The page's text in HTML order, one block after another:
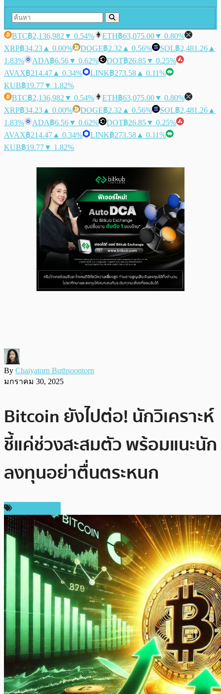
BTC฿2,136,982 ▼ 0.54% ETH฿63,075.00▼ 0.80%
XRP฿34.23 ▲ 0.00% DOGE฿2.32 ▲ 0.56% SOL฿2,481.26 ▲
1.83%
ADA฿6.56▼ 0.62% DOT฿26.85▼ 0.25%
AVAX฿214.47 ▲ 0.34% LINK฿273.58 ▲ 0.11%
KUB฿19.77▼ 1.82%
BTC฿2,136,982 ▼ 0.54% ETH฿63,075.00▼ 0.80%
XRP฿34.23 ▲ 0.00% DOGE฿2.32 ▲ 0.56% SOL฿2,481.26 ▲
1.83%
ADA฿6.56▼ 0.62% DOT฿26.85▼ 0.25%
AVAX฿214.47 ▲ 0.34% LINK฿273.58 ▲ 0.11%
KUB฿19.77▼ 1.82%
By Chaiyatorn Buthsoontorn
มกราคม 30, 2025
Bitcoin ยังไปต่อ! นักวิเคราะห์
ชี้แค่ช่วงสะสมตัว พร้อมแนะนัก
ลงทุนอย่าตื่นตระหนก